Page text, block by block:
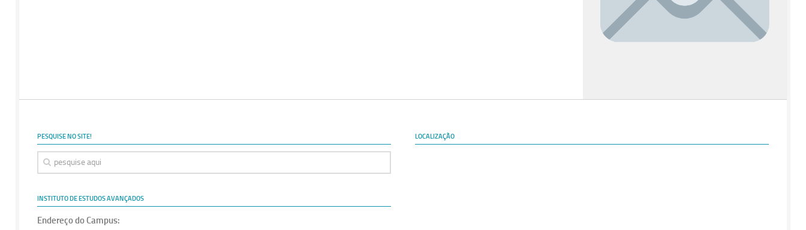
PESQUISE NO SITE!
INSTITUTO DE ESTUDOS AVANÇADOS
Endereço do Campus:
LOCALIZAÇÃO